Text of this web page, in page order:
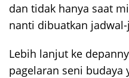
dan tidak hanya saat
nanti dibuatkan jadwal-
Lebih lanjut ke
pagelaran seni budaya